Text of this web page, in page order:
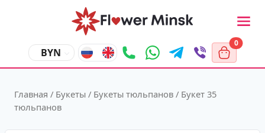
BYN
0
Главная / Букеты / Букеты тюльпанов / Букет 35
тюльпанов